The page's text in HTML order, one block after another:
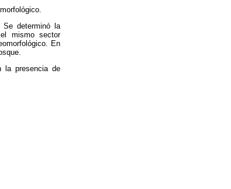
Se determinó la
mismo sector
En
la presencia de